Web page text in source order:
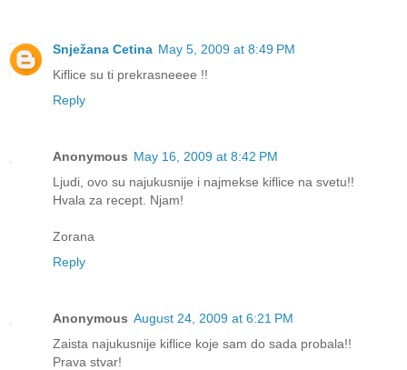
Snježana Cetina May 5, 2009 at 8:49 PM
Kiflice su ti prekrasneeee !!
Reply
Anonymous May 16, 2009 at 8:42 PM
Ljudi, ovo su najukusnije i najmekse kiflice na svetu!!
Hvala za recept. Njam!
Zorana
Reply
Anonymous August 24, 2009 at 6:21 PM
Zaista najukusnije kiflice koje sam do sada probala!!
Prava stvar!